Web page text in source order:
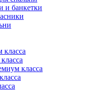
и банкетки
класса